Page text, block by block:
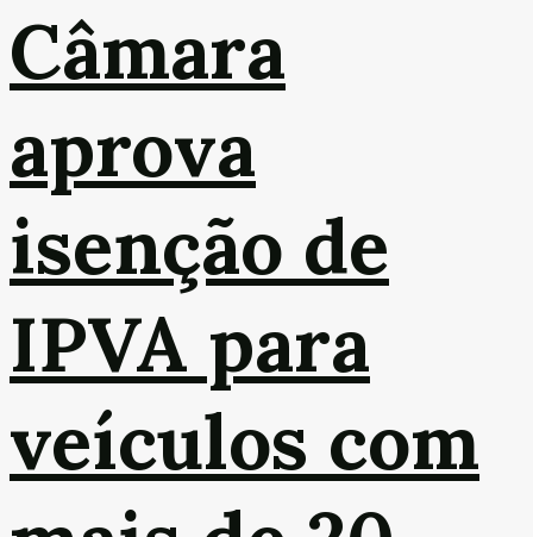
Câmara
aprova
isenção de
IPVA para
veículos com